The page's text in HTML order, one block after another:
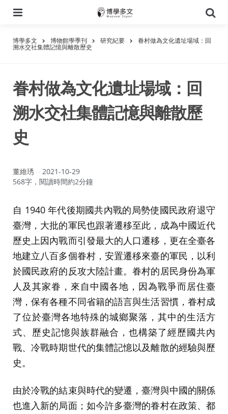
尋
博學多文 博物館學季刊 研究紀要 眷村做為文化遺址場域：回
溯水交社集體記憶與離散歷史
眷村做為文化遺址場域：回
溯水交社集體記憶與離散歷
史
作
者：
董維琇
2021-10-29
568字，閱讀時間約2分鐘
自 1940 年代後期國共內戰的局勢使國民政府退守
臺灣，大批的軍民也跟著遷移至此，成為中國近代
歷史上因內戰而引發最大的人口遷移，更在全臺各
地建立八百多個眷村，安置遷移來臺的軍民，以利
於國民政府的反攻大陸計畫。眷村的居民身份為軍
人及其家眷，來自中國各地，因為戰爭而居住臺
灣，保有各種不同省籍的語言與生活習慣，眷村成
了位於臺灣各地特殊的城鄉聚落，其中的生活方
式、歷史記憶與族群融合，也構築了經歷國共內
戰、冷戰時期世代的集體記憶以及離散的經驗與歷
史。
由於冷戰的結束與時代的變遷，臺灣與中國的關係
也進入新的局面；如今許多臺灣的眷村在政策、都